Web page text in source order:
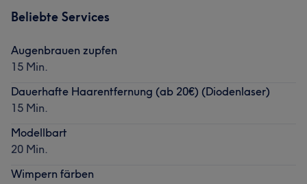
Beliebte Services
Augenbrauen zupfen
15 Min.
Dauerhafte Haarentfernung (ab 20€) (Diodenlaser)
15 Min.
Modellbart
20 Min.
Wimpern färben